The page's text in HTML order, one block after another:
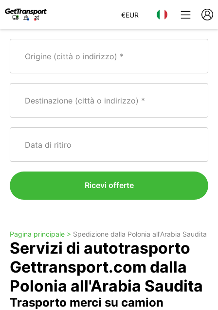
€EUR
Origine (città o indirizzo)
Destinazione (città o indirizzo)
Data di ritiro
Ricevi offerte
Pagina principale > Spedizione dalla Polonia all'Arabia Saudita
Servizi di autotrasporto
Gettransport.com dalla
Polonia all'Arabia Saudita
Trasporto merci su camion